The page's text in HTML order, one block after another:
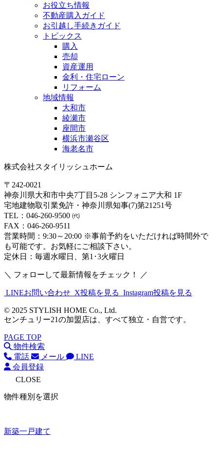
お役立ち情報
不動産購入ガイド
お引越し手続きガイド
トピックス
購入
売却
資産運用
金利・住宅ローン
リフォーム
地域情報
大和市
綾瀬市
座間市
横浜市瀬谷区
海老名市
株式会社スタイリッシュホーム
〒242-0021
神奈川県大和市中央7丁目5-28 シンフォニア大和 1F
宅地建物取引業免許・神奈川県知事(7)第21251号
TEL：046-260-9500 ㈹
FAX：046-260-9511
営業時間：9:30～20:00 ※事前予約をいただければ時間外で
も可能です。お気軽にご相談下さい。
定休日：毎週水曜日、第1･3火曜日
＼ フォローして最新情報をチェック！ ／
LINEお問い合わせ X投稿を見る Instagram投稿を見る
© 2025 STYLISH HOME Co., Ltd.
センチュリー21の加盟店は、すべて独立・自営です。
PAGE TOP
物件検索
電話
メール
LINE
会員登録
CLOSE
物件種別を選択
新築一戸建て